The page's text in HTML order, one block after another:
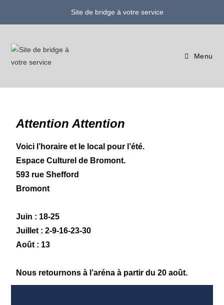
Site de bridge à votre service
Menu
Attention Attention
Voici l’horaire et le local pour l’été.
Espace Culturel de Bromont.
593 rue Shefford
Bromont
Juin : 18-25
Juillet : 2-9-16-23-30
Août : 13
Nous retournons à l’aréna à partir du 20 août.